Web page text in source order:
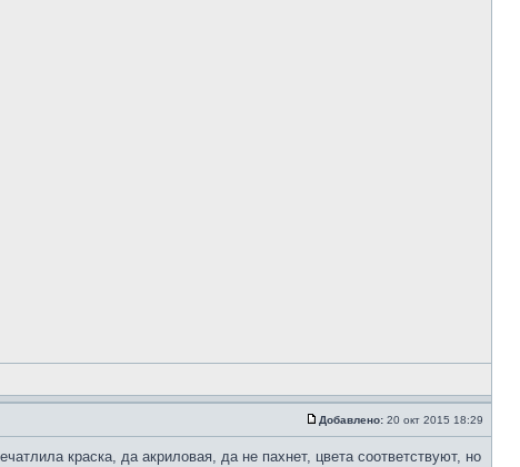
Добавлено: 20 окт 2015 18:29
краска, да акриловая, да не пахнет, цвета соответствуют, но